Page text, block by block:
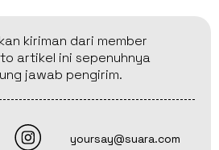
kiriman dari member
artikel ini sepenuhnya
jawab pengirim.
yoursay@suara.com